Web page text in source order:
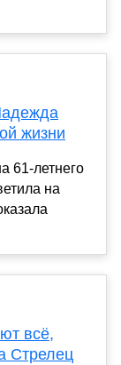
жизни
61-летнего
на
всё,
Стрелец